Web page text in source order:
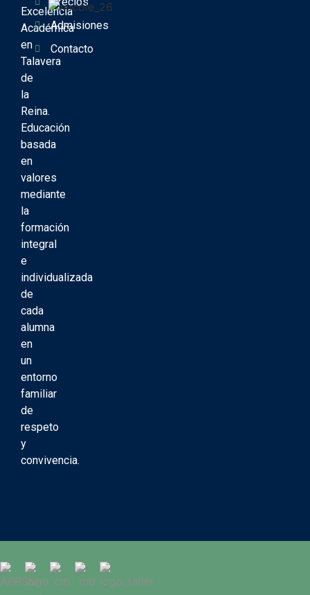
Excelencia
Académica
en
Talavera
de
la
Reina.
Educación
basada
en
valores
mediante
la
formación
integral
e
individualizada
de
cada
alumna
en
un
entorno
familiar
de
respeto
y
convivencia.
Admisiones
Contacto